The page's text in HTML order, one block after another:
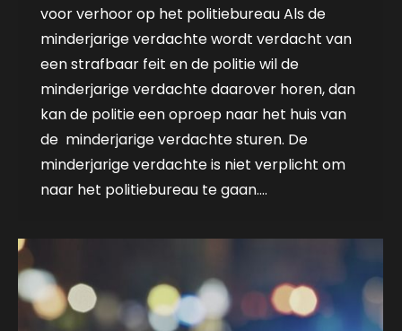
voor verhoor op het politiebureau Als de
minderjarige verdachte wordt verdacht van
een strafbaar feit en de politie wil de
minderjarige verdachte daarover horen, dan
kan de politie een oproep naar het huis van
de minderjarige verdachte sturen. De
minderjarige verdachte is niet verplicht om
naar het politiebureau te gaan.…